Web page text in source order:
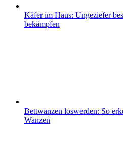
Käfer im Haus: Ungeziefer
bekämpfen
Bettwanzen loswerden: So
Wanzen